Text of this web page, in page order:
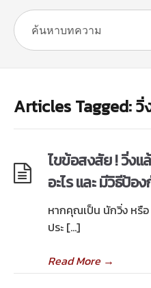
Articles Tagged:
ไขข้อสงสัย ! วิ่งแ
อะไร และ มีวิธีป้อ
หากคุณเป็น นักวิ่ง หรื
ประ […]
Read More→